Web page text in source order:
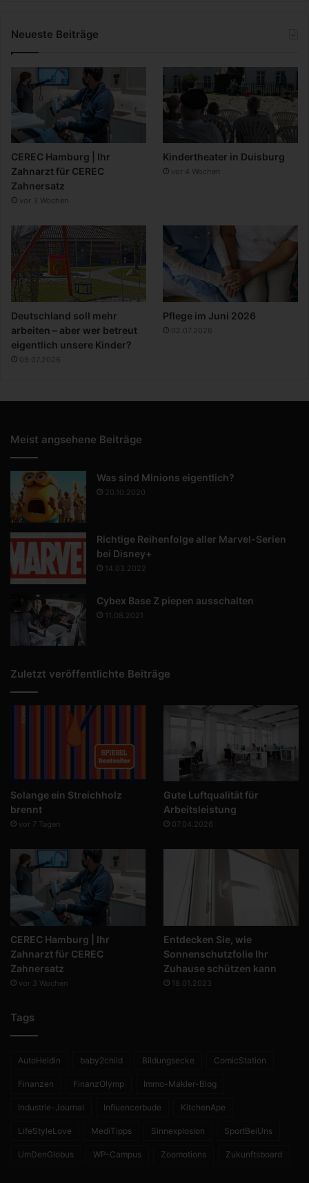
Neueste Beiträge
CEREC Hamburg | Ihr
Zahnarzt für CEREC
Zahnersatz
vor 3 Wochen
Kindertheater in Duisburg
vor 4 Wochen
Deutschland soll mehr
arbeiten – aber wer betreut
eigentlich unsere Kinder?
09.07.2026
Pflege im Juni 2026
02.07.2026
Meist angsehene Beiträge
Was sind Minions eigentlich?
20.10.2020
Richtige Reihenfolge aller Marvel-Serien
bei Disney+
14.03.2022
Cybex Base Z piepen ausschalten
11.08.2021
Zuletzt veröffentlichte Beiträge
Solange ein Streichholz
brennt
vor 7 Tagen
Gute Luftqualität für
Arbeitsleistung
07.04.2026
CEREC Hamburg | Ihr
Zahnarzt für CEREC
Zahnersatz
vor 3 Wochen
Entdecken Sie, wie
Sonnenschutzfolie Ihr
Zuhause schützen kann
18.01.2023
Tags
AutoHeldin baby2child Bildungsecke ComicStation
Finanzen FinanzOlymp Immo-Makler-Blog
Industrie-Journal Influencerbude KitchenApe
LifeStyleLove MediTipps Sinnexplosion SportBeiUns
UmDenGlobus WP-Campus Zoomotions Zukunftsboard